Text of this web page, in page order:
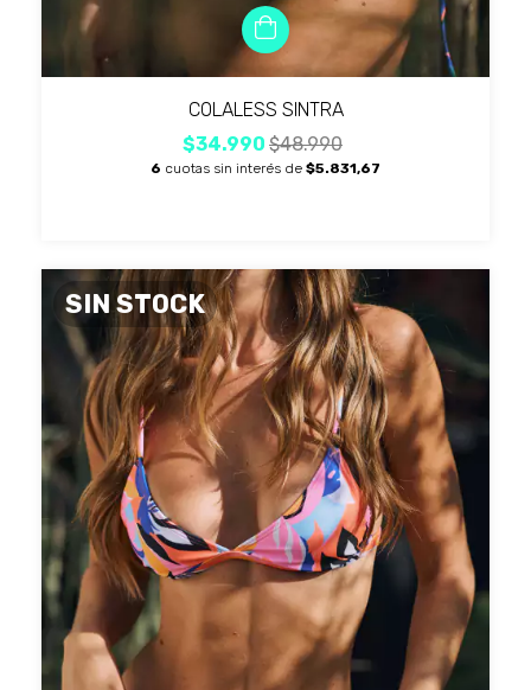
COLALESS SINTRA
$34.990 $48.990
6 cuotas sin interés de $5.831,67
SIN STOCK